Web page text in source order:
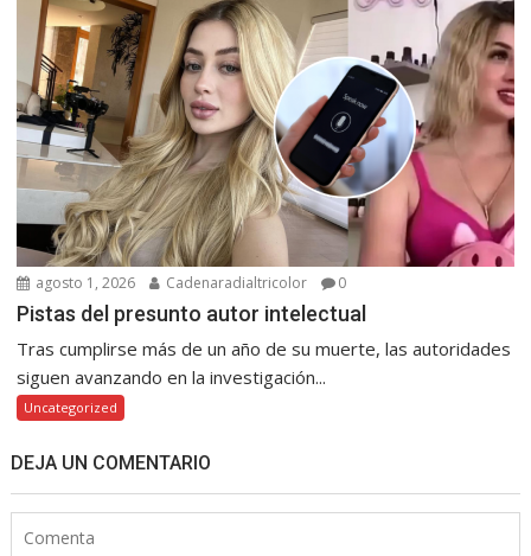
agosto 1, 2026 Cadenaradialtricolor 0
Pistas del presunto autor intelectual
Tras cumplirse más de un año de su muerte, las autoridades
siguen avanzando en la investigación...
Uncategorized
DEJA UN COMENTARIO